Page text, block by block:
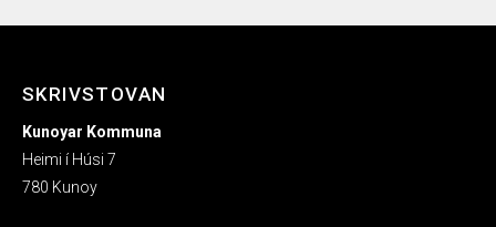
SKRIVSTOVAN
Kunoyar Kommuna
Heimi í Húsi 7
780 Kunoy